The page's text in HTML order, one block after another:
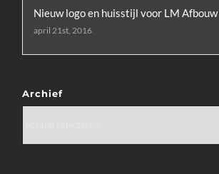
Nieuw logo en huisstijl voor LM Afbouw
april 21st, 2016
Archief